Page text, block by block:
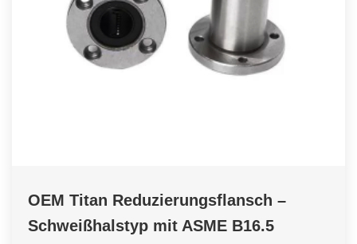
OEM Titan Reduzierungsflansch –
Schweißhalstyp mit ASME B16.5